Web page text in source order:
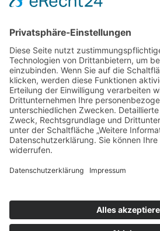
Potsdamer Yacht
14109 Berlin
Tel: +49 30 805 35
KONTAKT|IMPRESSUM|